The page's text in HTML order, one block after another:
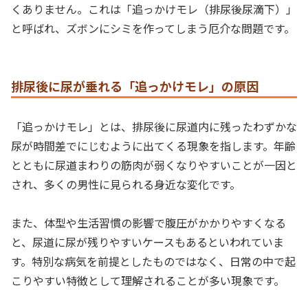
くありません。これは「追っかけモレ（排尿後尿滴下）」
と呼ばれ、ズボンにシミを作ってしまう厄介な問題です。
排尿後に尿が垂れる「追っかけモレ」の原因
「追っかけモレ」とは、排尿後に尿道内に残ったわずかな
尿が時間差でにじむように出てくる現象を指します。年齢
とともに尿道まわりの筋肉が弱くなりやすいことが一因と
され、多くの男性に見られる身近な変化です。
また、体型や生活習慣の影響で腹圧がかかりやすくなる
と、尿道に尿が残りやすいケースもあるといわれていま
す。特別な病気を前提としたものではなく、日常の中で起
こりやすい特徴として理解されることが多い現象です。